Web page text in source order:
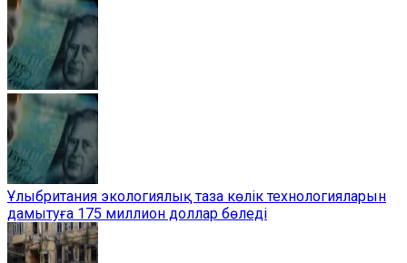
Ұлыбритания экологиялық таза көлік технологияларын
дамытуға 175 миллион доллар бөледі